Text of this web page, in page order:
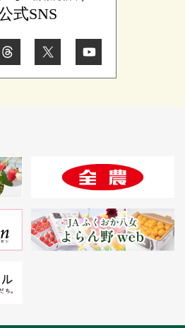
式SNS